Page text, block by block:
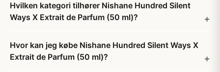
Hvilken kategori tilhører Nishane Hundred Silent
Ways X Extrait de Parfum (50 ml)?
Hvor kan jeg købe Nishane Hundred Silent Ways X
Extrait de Parfum (50 ml)?